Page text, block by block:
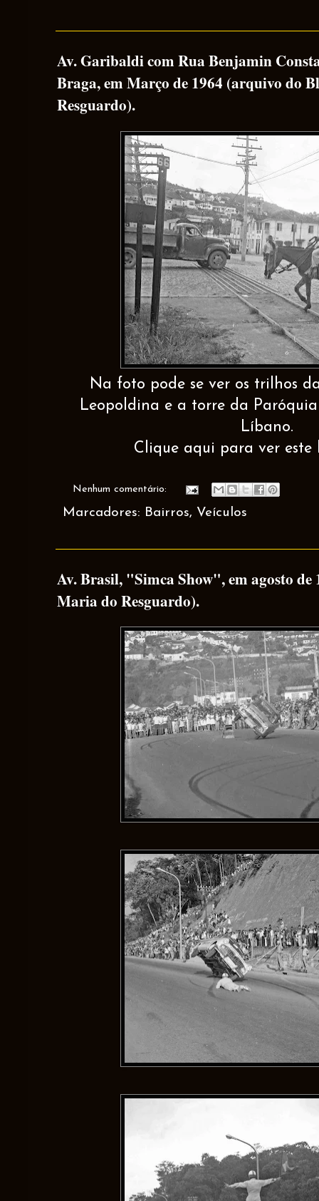
Av. Garibaldi com Rua Benjamin
Braga, em Março de 1964 (arquivo do
Resguardo).
Na foto pode se ver os trilhos
Leopoldina e a torre da
Líbano.
Clique aqui para ver este
Nenhum comentário:
Marcadores: Bairros, Veículos
Av. Brasil, "Simca Show", em agosto
Maria do Resguardo).